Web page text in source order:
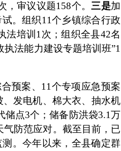
，审议议题158个。 三是加
。组织11个乡镇综合行政
法培训 1 次；组织全县42名
执法能力建设专题培训班”1
预案、 11 个专项应急预案
发电机、棉大衣、抽水机
储点3个；储备防洪袋3.1万
防范应对。截至目前，已
。今年以来，全县确定群